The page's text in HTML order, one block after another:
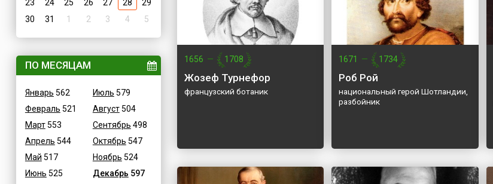
23
24 25 26 27 28
29
30
31 1 2 3 4 5
ПО МЕСЯЦАМ
Январь 562
Февраль 521
Март553
Апрель 544
Май 517
Июнь 525
Июль 579
Август504
Сентябрь 498
Октябрь 547
Ноябрь 524
Декабрь 597
1656 — 1708
Жозеф Турнефор
французский ботаник
1671 — 1734
Роб Рой
национальный герой Шотландии,
разбойник